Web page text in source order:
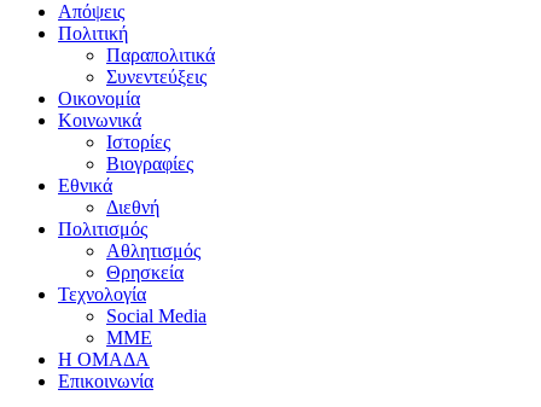
Απόψεις
Πολιτική
Παραπολιτικά
Συνεντεύξεις
Οικονομία
Κοινωνικά
Ιστορίες
Βιογραφίες
Εθνικά
Διεθνή
Πολιτισμός
Αθλητισμός
Θρησκεία
Τεχνολογία
Social Media
ΜΜΕ
Η ΟΜΑΔΑ
Επικοινωνία